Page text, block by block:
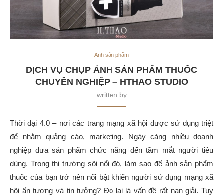
Ảnh sản phẩm
DỊCH VỤ CHỤP ẢNH SẢN PHẨM THUỐC
CHUYÊN NGHIỆP – HTHAO STUDIO
written by
Thời đại 4.0 – nơi các trang mạng xã hội được sử dụng triệt
để nhằm quảng cáo, marketing. Ngày càng nhiều doanh
nghiệp đưa sản phẩm chức năng đến tầm mắt người tiêu
dùng. Trong thị trường sôi nổi đó, làm sao để ảnh sản phẩm
thuốc của bạn trở nên nổi bật khiến người sử dụng mạng xã
hội ấn tượng và tin tưởng? Đó lại là vấn đề rất nan giải. Tuy